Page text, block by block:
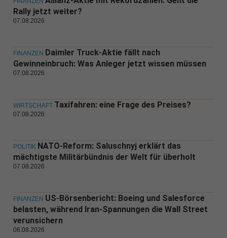
Rally jetzt weiter?
07.08.2026
FINANZEN Daimler Truck-Aktie fällt nach
Gewinneinbruch: Was Anleger jetzt wissen müssen
07.08.2026
WIRTSCHAFT Taxifahren: eine Frage des Preises?
07.08.2026
POLITIK NATO-Reform: Saluschnyj erklärt das
mächtigste Militärbündnis der Welt für überholt
07.08.2026
FINANZEN US-Börsenbericht: Boeing und Salesforce
belasten, während Iran-Spannungen die Wall Street
verunsichern
06.08.2026